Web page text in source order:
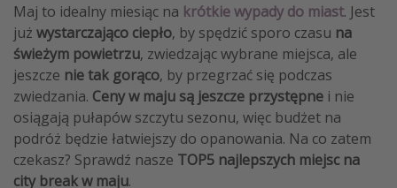
Maj to idealny miesiąc na krótkie wypady do miast. Jest
już wystarczająco ciepło, by spędzić sporo czasu na
świeżym powietrzu, zwiedzając wybrane miejsca, ale
jeszcze nie tak gorąco, by przegrzać się podczas
zwiedzania. Ceny w maju są jeszcze przystępne i nie
osiągają pułapów szczytu sezonu, więc budżet na
podróż będzie łatwiejszy do opanowania. Na co zatem
czekasz? Sprawdź nasze TOP5 najlepszych miejsc na
city break w maju.